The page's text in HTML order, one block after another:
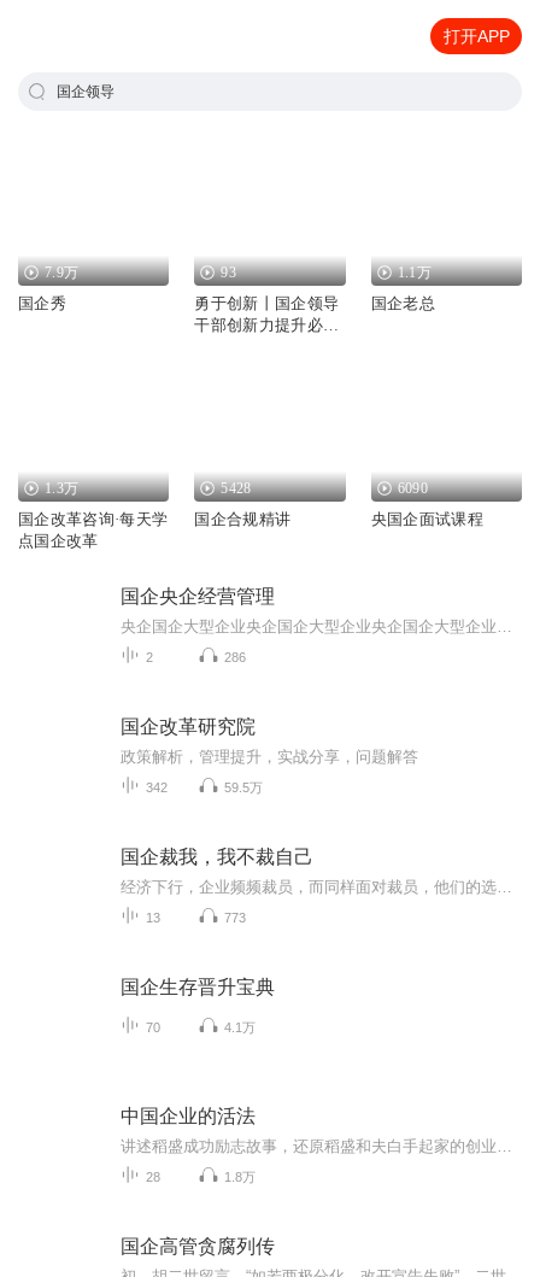
打开APP
国企领导
7.9万
国企秀
93
勇于创新丨国企领导
干部创新力提升必修
1.1万
国企老总
1.3万
国企改革咨询·每天学
点国企改革
5428
国企合规精讲
6090
央国企面试课程
国企央企经营管理
2 286
国企改革研究院
政策解析，管理提升，实战分享，问题解答
342 59.5万
国企裁我，我不裁自己
13 773
国企生存晋升宝典
70 4.1万
中国企业的活法
28 1.8万
国企高管贪腐列传